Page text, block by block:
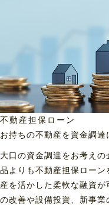
不動産担保ローン
お持ちの不動産を資金調達
大口の資金調達をお考え
品よりも不動産担保ロー
産を活かした柔軟な融資
の改善や設備投資、新事業